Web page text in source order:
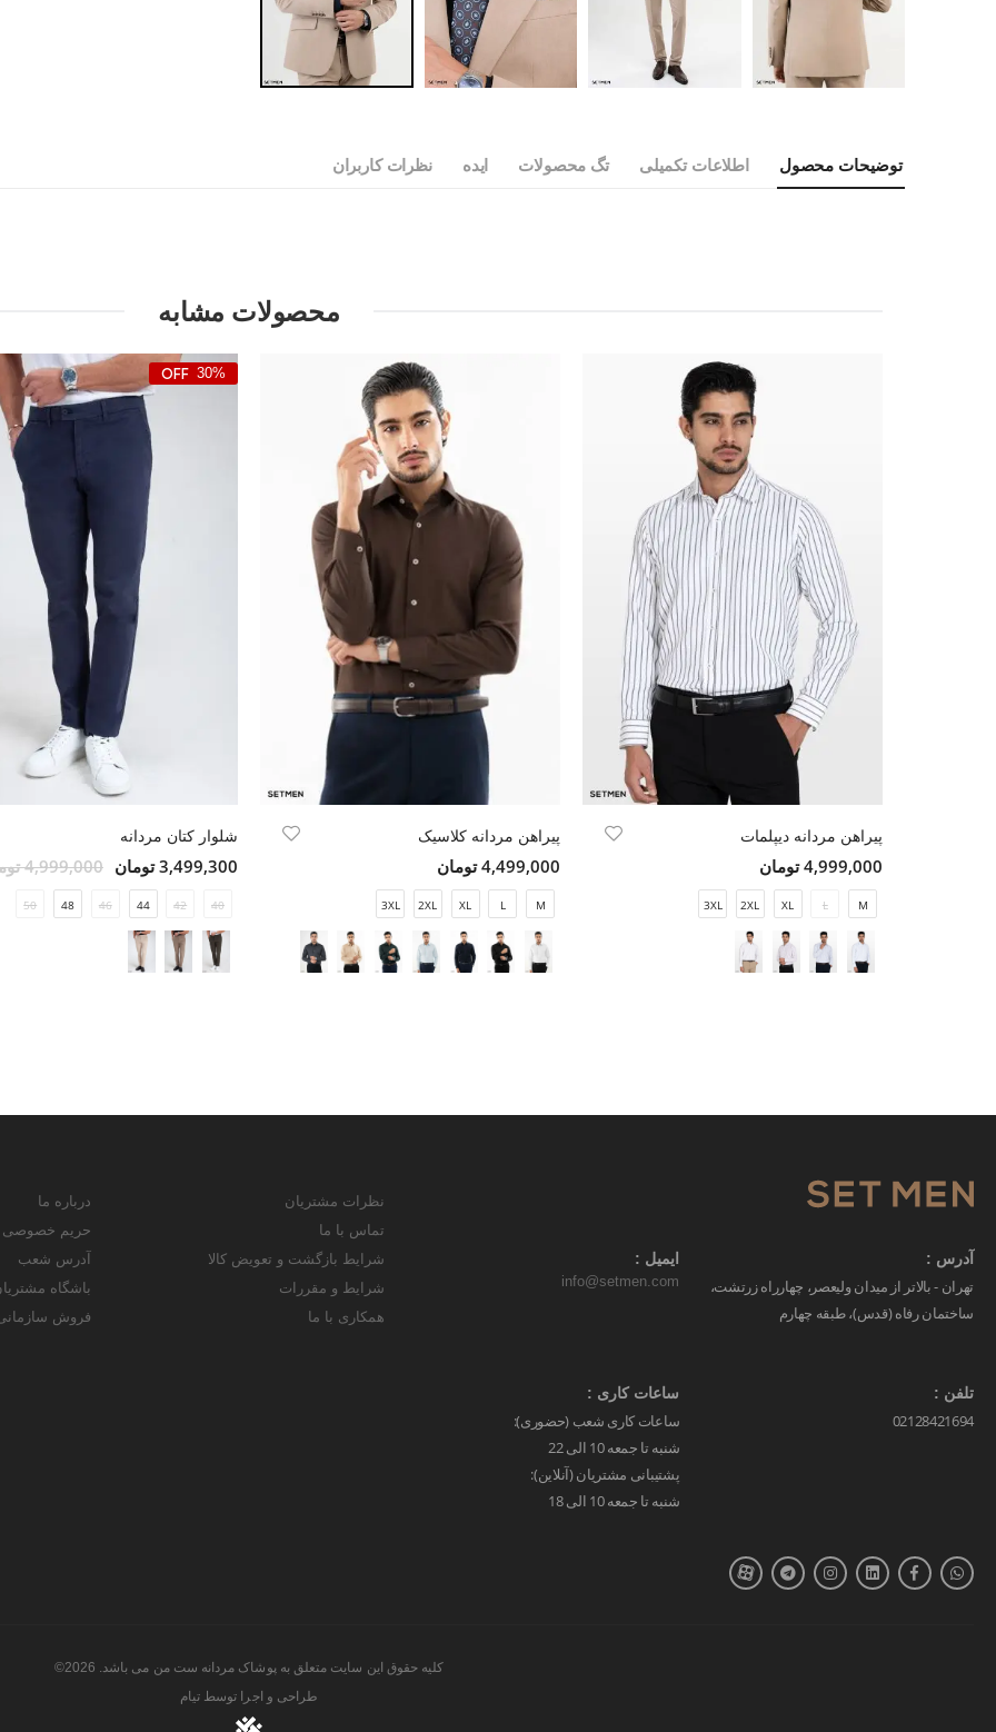
توضیحات محصول اطلاعات تکمیلی تگ محصولات ایده نظرات کاربران
محصولات مشابه
پیراهن مردانه دیپلمات
4,999,000 تومان
M
L
XL
2XL
3XL
پیراهن مردانه کلاسیک
4,499,000 تومان
M
L
XL
2XL
3XL
30%
شلوار کتان مردانه
3,499,300 تومان 4,999,000 تومان
40
42
44
46
48
50
آدرس :
تهران - بالاتر از میدان ولیعصر، چهارراه زرتشت،
ساختمان رفاه (قدس)، طبقه چهارم
ایمیل :
info@setmen.com
تلفن :
02128421694
ساعات کاری :
ساعات کاری شعب (حضوری):
شنبه تا جمعه 10 الی 22
پشتیبانی مشتریان (آنلاین):
شنبه تا جمعه 10 الی 18
نظرات مشتریان
تماس با ما
شرایط بازگشت و تعویض کالا
شرایط و مقررات
همکاری با ما
درباره ما
حریم خصوصی
آدرس شعب
باشگاه
فروش
کلیه حقوق این سایت متعلق به پوشاک مردانه ست من می باشد. 2026©
طراحی و اجرا توسط تیام